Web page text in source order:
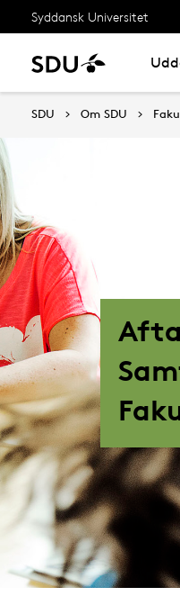
Syddansk Universitet
SDU Om SDU